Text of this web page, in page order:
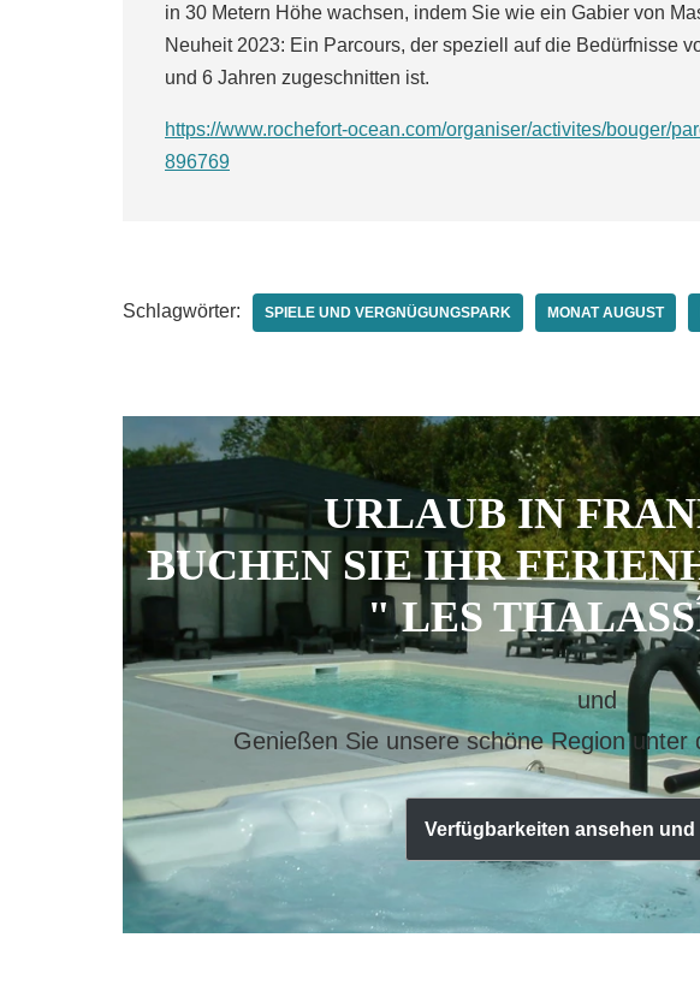
in 30 Metern Höhe wachsen, indem Sie wie ein Gabier von
Neuheit 2023: Ein Parcours, der speziell auf die Bedürfnisse
und 6 Jahren zugeschnitten ist.
https://www.rochefort-ocean.com/organiser/activites/bouger/
896769
Schlagwörter: SPIELE UND VERGNÜGUNGSPARK MONAT AUGUST
URLAUB IN
BUCHEN SIE IHR
" LES
und
Genießen Sie unsere schöne Region unter
Verfügbarkeiten ansehen und